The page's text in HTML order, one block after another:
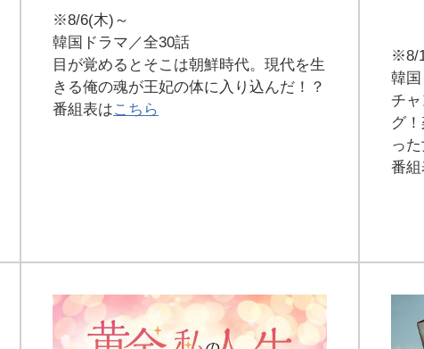
※8/6(木)～
韓国ドラマ／全30話
目が覚めるとそこは朝鮮時代。現代を生
きる俺の魂が王妃の体に入り込んだ！？
番組表はこちら
※8/
韓
チ
グ
っ
番